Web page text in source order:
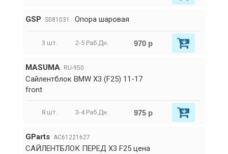
GSP S081031 Опора шаровая
3 шт. 2-5 Раб.Дн. 970 р
MASUMA RU-950
Сайлентблок BMW X3 (F25) 11-17
front
8 шт. 3-4 Раб.Дн. 975 р
GParts AC61221627
САЙЛЕНТБЛОК ПЕРЕД X3 F25 цена